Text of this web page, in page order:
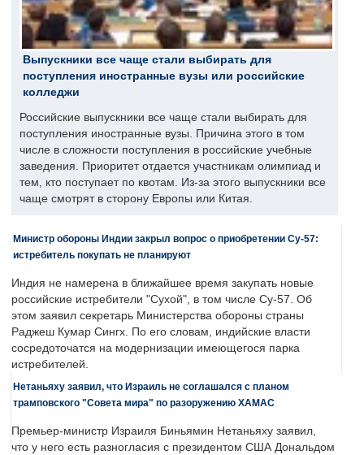
Выпускники все чаще стали выбирать для
поступления иностранные вузы или российские
колледжи
Российские выпускники все чаще стали выбирать для
поступления иностранные вузы. Причина этого в том
числе в сложности поступления в российские учебные
заведения. Приоритет отдается участникам олимпиад и
тем, кто поступает по квотам. Из-за этого выпускники все
чаще смотрят в сторону Европы или Китая.
Министр обороны Индии закрыл вопрос о приобретении Су-57:
истребитель покупать не планируют
Индия не намерена в ближайшее время закупать новые
российские истребители "Сухой", в том числе Су-57. Об
этом заявил секретарь Министерства обороны страны
Раджеш Кумар Сингх. По его словам, индийские власти
сосредоточатся на модернизации имеющегося парка
истребителей.
Нетаньяху заявил, что Израиль не соглашался с планом
трамповского "Совета мира" по разоружению ХАМАС
Премьер-министр Израиля Биньямин Нетаньяху заявил,
что у него есть разногласия с президентом США Дональдом